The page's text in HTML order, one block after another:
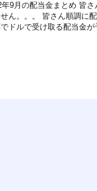
年9月の配当金まとめ 皆
ん。。。 皆さん順調に
でドルで受け取る配当金